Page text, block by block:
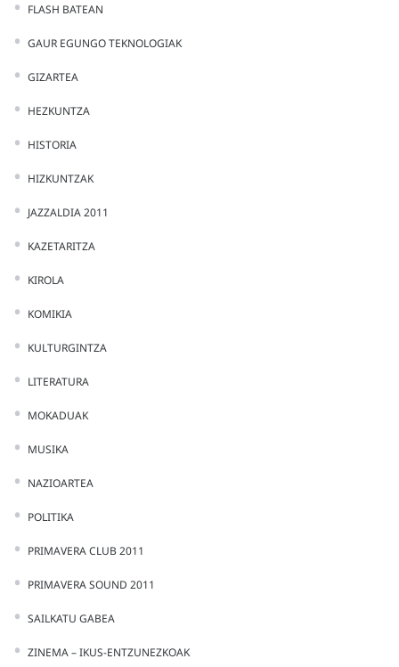
FLASH BATEAN
GAUR EGUNGO TEKNOLOGIAK
GIZARTEA
HEZKUNTZA
HISTORIA
HIZKUNTZAK
JAZZALDIA 2011
KAZETARITZA
KIROLA
KOMIKIA
KULTURGINTZA
LITERATURA
MOKADUAK
MUSIKA
NAZIOARTEA
POLITIKA
PRIMAVERA CLUB 2011
PRIMAVERA SOUND 2011
SAILKATU GABEA
ZINEMA – IKUS-ENTZUNEZKOAK